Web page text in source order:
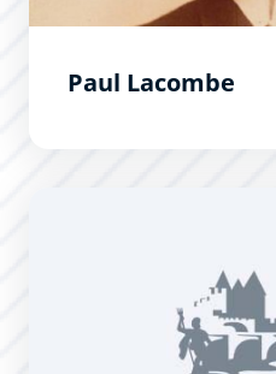
Paul Lacombe